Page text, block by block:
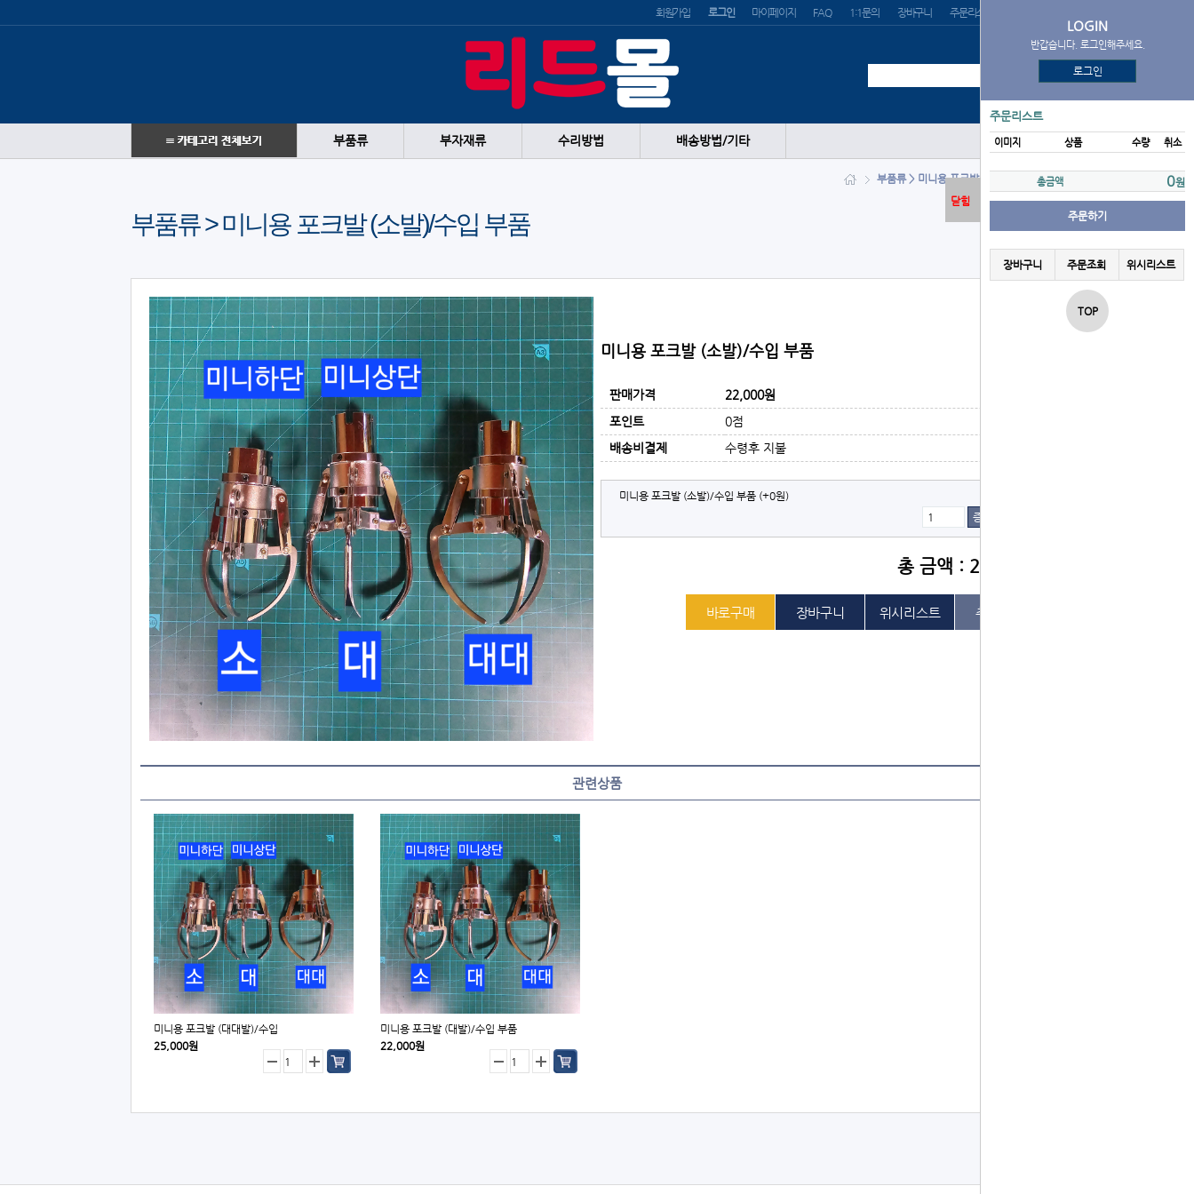
회원가입 로그인 마이페이지 FAQ 1:1문의 장바구니 주문리스트
부품류 부자재류 수리방법 배송방법/기타
부품류 > 미니용 포크발 (소발)/수입 부품
부품류 > 미니용 포크발 (소발)/수입 부품
LOGIN
반갑습니다. 로그인해주세요.
로그인
주문리스트
이미지 상품 수량 취소
총금액 0원
주문하기
장바구니 주문조회 위시리스트
TOP
닫힘
미니용 포크발 (소발)/수입 부품
판매가격
22,000원
포인트
0점
배송비결제
수령후 지불
미니용 포크발 (소발)/수입 부품 (+0원)
증가
총 금액 : 22,000원
위시리스트 추천하기
관련상품
미니용 포크발 (대대발)/수입
25,000원
미니용 포크발 (대발)/수입 부품
22,000원